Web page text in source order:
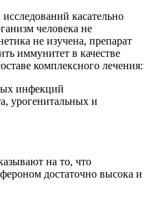
касательно
человека не
не изучена, препарат
иммунитет в качестве
комплексного лечения:
инфекций
урогенитальных и
на то, что
достаточно высока и